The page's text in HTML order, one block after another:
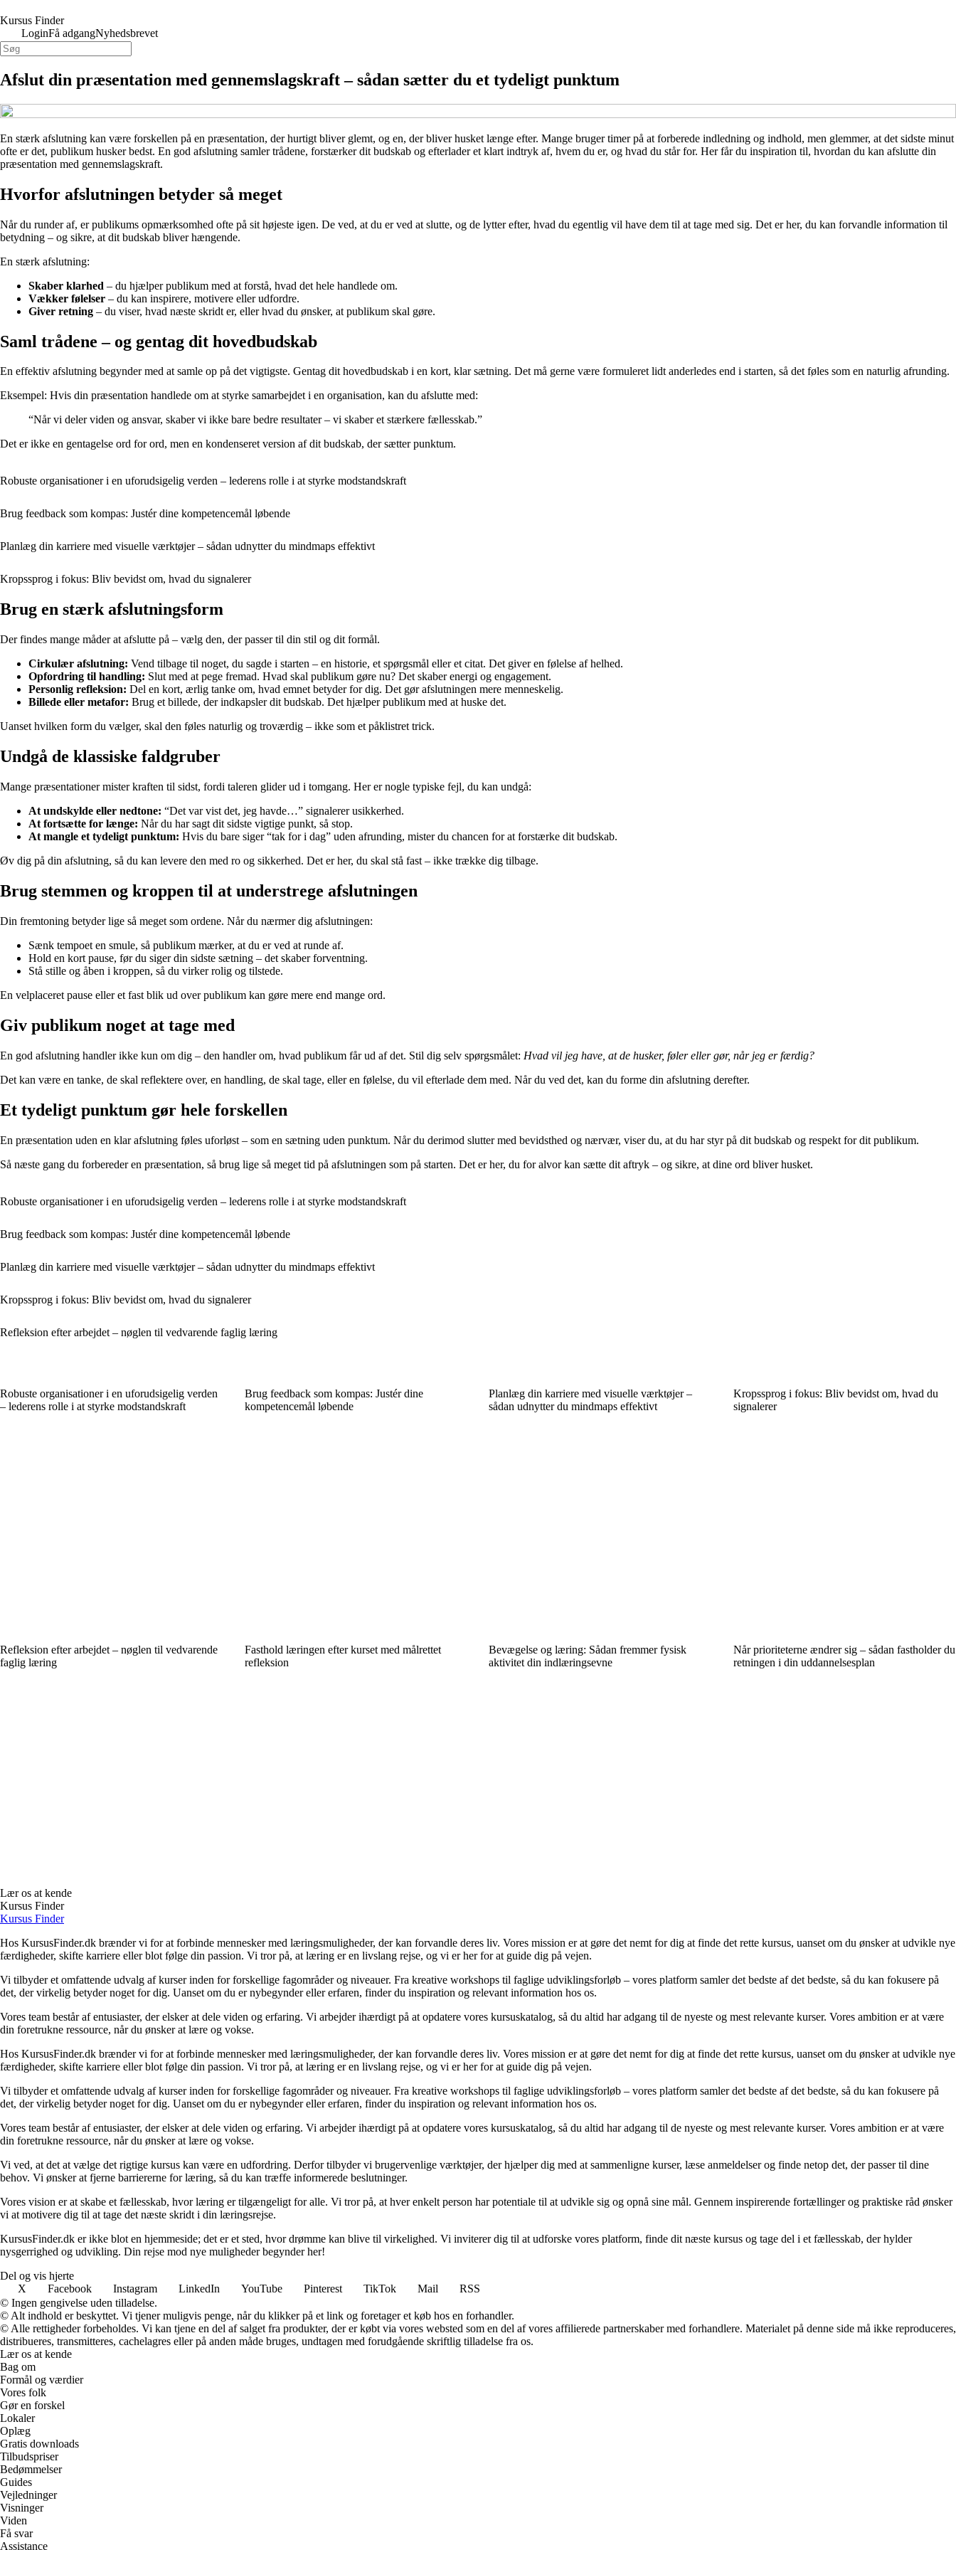
Kursus Finder
LoginFå adgangNyhedsbrevet
Afslut din præsentation med gennemslagskraft – sådan sætter du et tydeligt punktum
En stærk afslutning kan være forskellen på en præsentation, der hurtigt bliver glemt, og en, der bliver husket længe efter. Mange bruger timer på at forberede indledning og indhold, men glemmer, at det sidste minut
ofte er det, publikum husker bedst. En god afslutning samler trådene, forstærker dit budskab og efterlader et klart indtryk af, hvem du er, og hvad du står for. Her får du inspiration til, hvordan du kan afslutte din
præsentation med gennemslagskraft.
Hvorfor afslutningen betyder så meget
Når du runder af, er publikums opmærksomhed ofte på sit højeste igen. De ved, at du er ved at slutte, og de lytter efter, hvad du egentlig vil have dem til at tage med sig. Det er her, du kan forvandle information til
betydning – og sikre, at dit budskab bliver hængende.
En stærk afslutning:
Skaber klarhed – du hjælper publikum med at forstå, hvad det hele handlede om.
Vækker følelser – du kan inspirere, motivere eller udfordre.
Giver retning – du viser, hvad næste skridt er, eller hvad du ønsker, at publikum skal gøre.
Saml trådene – og gentag dit hovedbudskab
En effektiv afslutning begynder med at samle op på det vigtigste. Gentag dit hovedbudskab i en kort, klar sætning. Det må gerne være formuleret lidt anderledes end i starten, så det føles som en naturlig afrunding.
Eksempel: Hvis din præsentation handlede om at styrke samarbejdet i en organisation, kan du afslutte med:
“Når vi deler viden og ansvar, skaber vi ikke bare bedre resultater – vi skaber et stærkere fællesskab.”
Det er ikke en gentagelse ord for ord, men en kondenseret version af dit budskab, der sætter punktum.
Robuste organisationer i en uforudsigelig verden – lederens rolle i at styrke modstandskraft
Brug feedback som kompas: Justér dine kompetencemål løbende
Planlæg din karriere med visuelle værktøjer – sådan udnytter du mindmaps effektivt
Kropssprog i fokus: Bliv bevidst om, hvad du signalerer
Brug en stærk afslutningsform
Der findes mange måder at afslutte på – vælg den, der passer til din stil og dit formål.
Cirkulær afslutning: Vend tilbage til noget, du sagde i starten – en historie, et spørgsmål eller et citat. Det giver en følelse af helhed.
Opfordring til handling: Slut med at pege fremad. Hvad skal publikum gøre nu? Det skaber energi og engagement.
Personlig refleksion: Del en kort, ærlig tanke om, hvad emnet betyder for dig. Det gør afslutningen mere menneskelig.
Billede eller metafor: Brug et billede, der indkapsler dit budskab. Det hjælper publikum med at huske det.
Uanset hvilken form du vælger, skal den føles naturlig og troværdig – ikke som et påklistret trick.
Undgå de klassiske faldgruber
Mange præsentationer mister kraften til sidst, fordi taleren glider ud i tomgang. Her er nogle typiske fejl, du kan undgå:
At undskylde eller nedtone: “Det var vist det, jeg havde…” signalerer usikkerhed.
At fortsætte for længe: Når du har sagt dit sidste vigtige punkt, så stop.
At mangle et tydeligt punktum: Hvis du bare siger “tak for i dag” uden afrunding, mister du chancen for at forstærke dit budskab.
Øv dig på din afslutning, så du kan levere den med ro og sikkerhed. Det er her, du skal stå fast – ikke trække dig tilbage.
Brug stemmen og kroppen til at understrege afslutningen
Din fremtoning betyder lige så meget som ordene. Når du nærmer dig afslutningen:
Sænk tempoet en smule, så publikum mærker, at du er ved at runde af.
Hold en kort pause, før du siger din sidste sætning – det skaber forventning.
Stå stille og åben i kroppen, så du virker rolig og tilstede.
En velplaceret pause eller et fast blik ud over publikum kan gøre mere end mange ord.
Giv publikum noget at tage med
En god afslutning handler ikke kun om dig – den handler om, hvad publikum får ud af det. Stil dig selv spørgsmålet: Hvad vil jeg have, at de husker, føler eller gør, når jeg er færdig?
Det kan være en tanke, de skal reflektere over, en handling, de skal tage, eller en følelse, du vil efterlade dem med. Når du ved det, kan du forme din afslutning derefter.
Et tydeligt punktum gør hele forskellen
En præsentation uden en klar afslutning føles uforløst – som en sætning uden punktum. Når du derimod slutter med bevidsthed og nærvær, viser du, at du har styr på dit budskab og respekt for dit publikum.
Så næste gang du forbereder en præsentation, så brug lige så meget tid på afslutningen som på starten. Det er her, du for alvor kan sætte dit aftryk – og sikre, at dine ord bliver husket.
Robuste organisationer i en uforudsigelig verden – lederens rolle i at styrke modstandskraft
Brug feedback som kompas: Justér dine kompetencemål løbende
Planlæg din karriere med visuelle værktøjer – sådan udnytter du mindmaps effektivt
Kropssprog i fokus: Bliv bevidst om, hvad du signalerer
Refleksion efter arbejdet – nøglen til vedvarende faglig læring
Robuste organisationer i en uforudsigelig verden
– lederens rolle i at styrke modstandskraft
Brug feedback som kompas: Justér dine
kompetencemål løbende
Planlæg din karriere med visuelle værktøjer –
sådan udnytter du mindmaps effektivt
Kropssprog i fokus: Bliv bevidst om, hvad du
signalerer
Refleksion efter arbejdet – nøglen til vedvarende
faglig læring
Fasthold læringen efter kurset med målrettet
refleksion
Bevægelse og læring: Sådan fremmer fysisk
aktivitet din indlæringsevne
Når prioriteterne ændrer sig – sådan fastholder du
retningen i din uddannelsesplan
Lær os at kende
Kursus Finder
Kursus Finder
Hos KursusFinder.dk brænder vi for at forbinde mennesker med læringsmuligheder, der kan forvandle deres liv. Vores mission er at gøre det nemt for dig at finde det rette kursus, uanset om du ønsker at udvikle nye
færdigheder, skifte karriere eller blot følge din passion. Vi tror på, at læring er en livslang rejse, og vi er her for at guide dig på vejen.
Vi tilbyder et omfattende udvalg af kurser inden for forskellige fagområder og niveauer. Fra kreative workshops til faglige udviklingsforløb – vores platform samler det bedste af det bedste, så du kan fokusere på
det, der virkelig betyder noget for dig. Uanset om du er nybegynder eller erfaren, finder du inspiration og relevant information hos os.
Vores team består af entusiaster, der elsker at dele viden og erfaring. Vi arbejder ihærdigt på at opdatere vores kursuskatalog, så du altid har adgang til de nyeste og mest relevante kurser. Vores ambition er at være
din foretrukne ressource, når du ønsker at lære og vokse.
Hos KursusFinder.dk brænder vi for at forbinde mennesker med læringsmuligheder, der kan forvandle deres liv. Vores mission er at gøre det nemt for dig at finde det rette kursus, uanset om du ønsker at udvikle nye
færdigheder, skifte karriere eller blot følge din passion. Vi tror på, at læring er en livslang rejse, og vi er her for at guide dig på vejen.
Vi tilbyder et omfattende udvalg af kurser inden for forskellige fagområder og niveauer. Fra kreative workshops til faglige udviklingsforløb – vores platform samler det bedste af det bedste, så du kan fokusere på
det, der virkelig betyder noget for dig. Uanset om du er nybegynder eller erfaren, finder du inspiration og relevant information hos os.
Vores team består af entusiaster, der elsker at dele viden og erfaring. Vi arbejder ihærdigt på at opdatere vores kursuskatalog, så du altid har adgang til de nyeste og mest relevante kurser. Vores ambition er at være
din foretrukne ressource, når du ønsker at lære og vokse.
Vi ved, at det at vælge det rigtige kursus kan være en udfordring. Derfor tilbyder vi brugervenlige værktøjer, der hjælper dig med at sammenligne kurser, læse anmeldelser og finde netop det, der passer til dine
behov. Vi ønsker at fjerne barriererne for læring, så du kan træffe informerede beslutninger.
Vores vision er at skabe et fællesskab, hvor læring er tilgængeligt for alle. Vi tror på, at hver enkelt person har potentiale til at udvikle sig og opnå sine mål. Gennem inspirerende fortællinger og praktiske råd ønsker
vi at motivere dig til at tage det næste skridt i din læringsrejse.
KursusFinder.dk er ikke blot en hjemmeside; det er et sted, hvor drømme kan blive til virkelighed. Vi inviterer dig til at udforske vores platform, finde dit næste kursus og tage del i et fællesskab, der hylder
nysgerrighed og udvikling. Din rejse mod nye muligheder begynder her!
Del og vis hjerte
X
Facebook Instagram LinkedIn YouTube Pinterest TikTok Mail
RSS
© Ingen gengivelse uden tilladelse.
© Alt indhold er beskyttet. Vi tjener muligvis penge, når du klikker på et link og foretager et køb hos en forhandler.
© Alle rettigheder forbeholdes. Vi kan tjene en del af salget fra produkter, der er købt via vores websted som en del af vores affilierede partnerskaber med forhandlere. Materialet på denne side må ikke reproduceres,
distribueres, transmitteres, cachelagres eller på anden måde bruges, undtagen med forudgående skriftlig tilladelse fra os.
Lær os at kende
Bag om
Formål og værdier
Vores folk
Gør en forskel
Lokaler
Oplæg
Gratis downloads
Tilbudspriser
Bedømmelser
Guides
Vejledninger
Visninger
Viden
Få svar
Assistance